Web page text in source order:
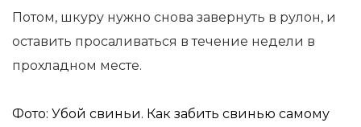
Потом, шкуру нужно снова завернуть в рулон, и
оставить просаливаться в течение недели в
прохладном месте.
Фото: Убой свиньи. Как забить свинью самому